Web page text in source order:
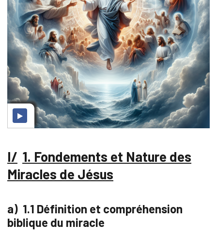
1. Fondements et Nature des
Miracles de Jésus
1.1 Définition et compréhension
biblique du miracle